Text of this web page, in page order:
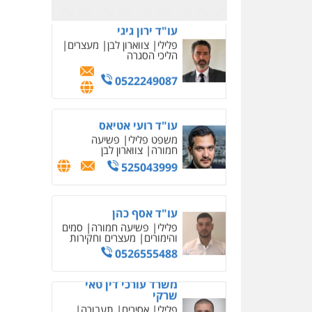
משרד עורכי דין טאי
שרקי
פלילי אסירים תעבורה
מרב"ד
0547556464
עו"ד אילן אלימלך
פלילי פשיעה חמורה
תעבורה אסירים
0522992110
עו"ד שאדי נאטור
פלילי פשיעה חמורה
מעצרים וחקירות
0509230800
משרד עורכי דין פארס
פלאח